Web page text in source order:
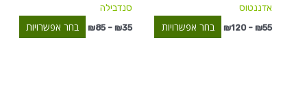
אדננטוס
₪55
–
₪120 בחר אפשרויות
סנדבילה
₪35
–
₪85 בחר אפשרויות